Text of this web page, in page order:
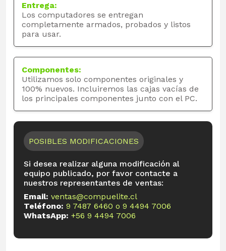
Entrega:
Los computadores se entregan
completamente armados, probados y listos
para usar.
Componentes:
Utilizamos solo componentes originales y
100% nuevos. Incluiremos las cajas vacías de
los principales componentes junto con el PC.
POSIBLES MODIFICACIONES
Si desea realizar alguna modificación al
equipo publicado, por favor contacte a
nuestros representantes de ventas:
Email: ventas@compuelite.cl
Teléfono: 9 7487 6460 o 9 4494 7006
WhatsApp: +56 9 4494 7006